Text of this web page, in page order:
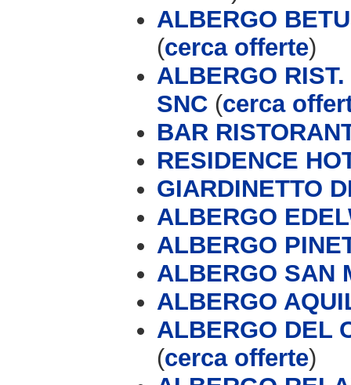
ALBERGO
(cerca offerte)
ALBERGO
SNC (cerca
BAR
RESIDENCE
GIARDINETTO
ALBERGO
ALBERGO
ALBERGO SAN
ALBERGO
ALBERGO DEL
(cerca offerte)